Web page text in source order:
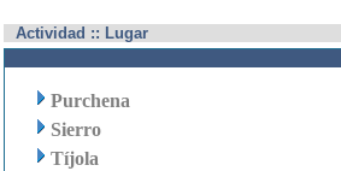
Actividad :: Lugar
Purchena
Sierro
Tíjola